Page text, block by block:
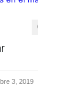
0
3, 2019